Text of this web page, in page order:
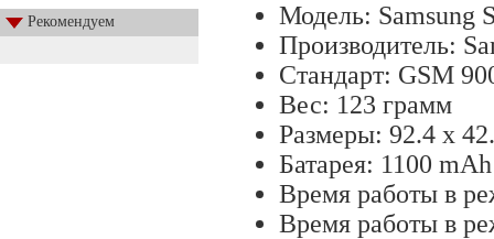
Рекомендуем
Модель: Samsung
Производитель:
Стандарт: GSM
Вес: 123 грамм
Размеры: 92.4 x
Батарея: 1100
Время работы в
Время работы в